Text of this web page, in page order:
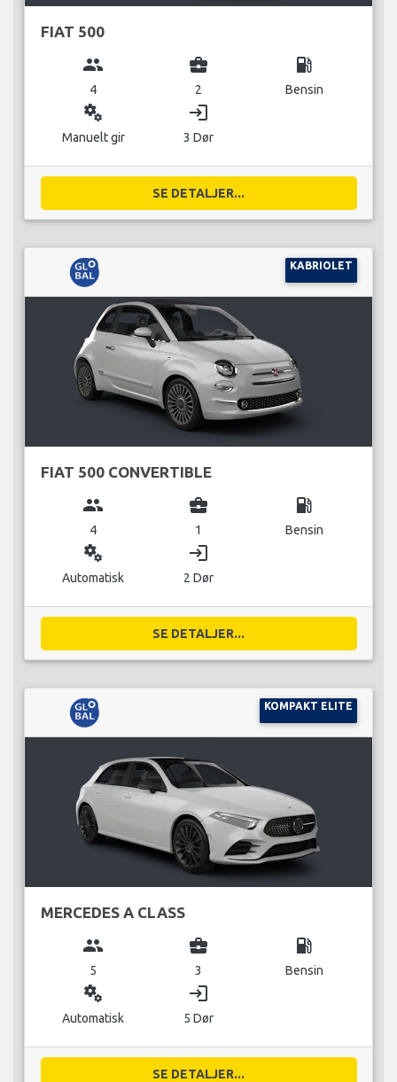
FIAT 500
group
4
business_center
2
local_gas_station
Bensin
miscellaneous_services
Manuelt gir
login
3 Dør
SE DETALJER...
KABRIOLET
FIAT 500 CONVERTIBLE
group
4
business_center
1
local_gas_station
Bensin
miscellaneous_services
Automatisk
login
2 Dør
SE DETALJER...
KOMPAKT ELITE
MERCEDES A CLASS
group
5
business_center
3
local_gas_station
Bensin
miscellaneous_services
Automatisk
login
5 Dør
SE DETALJER...